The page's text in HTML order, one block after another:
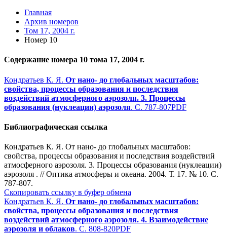
Главная
Архив номеров
Том 17, 2004 г.
Номер 10
Содержание номера 10 тома 17, 2004 г.
Кондратьев К. Я. От нано- до глобальных масштабов:
свойства, процессы образования и последствия
воздействий атмосферного аэрозоля. 3. Процессы
образования (нуклеации) аэрозоля. С. 787-807PDF
Библиографическая ссылка
Кондратьев К. Я. От нано- до глобальных масштабов:
свойства, процессы образования и последствия воздействий
атмосферного аэрозоля. 3. Процессы образования (нуклеации)
аэрозоля . // Оптика атмосферы и океана. 2004. Т. 17. № 10. С.
787-807.
Скопировать ссылку в буфер обмена
Кондратьев К. Я. От нано- до глобальных масштабов:
свойства, процессы образования и последствия
воздействий атмосферного аэрозоля. 4. Взаимодействие
аэрозоля и облаков. С. 808-820PDF